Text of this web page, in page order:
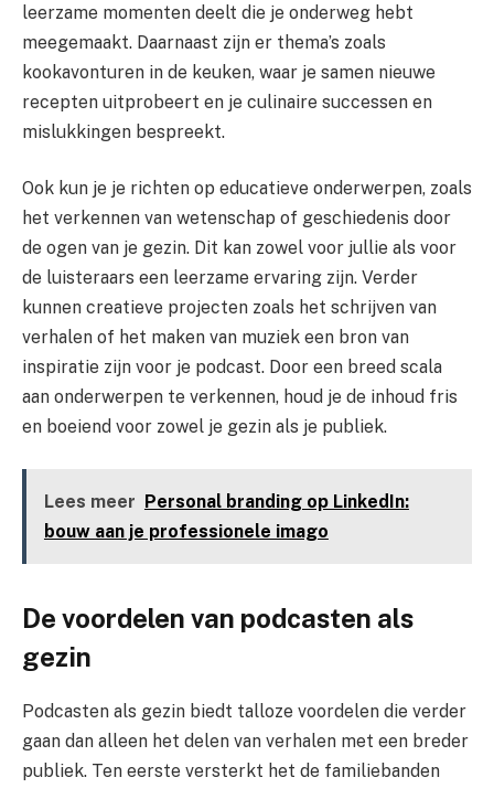
leerzame momenten deelt die je onderweg hebt
meegemaakt. Daarnaast zijn er thema’s zoals
kookavonturen in de keuken, waar je samen nieuwe
recepten uitprobeert en je culinaire successen en
mislukkingen bespreekt.
Ook kun je je richten op educatieve onderwerpen, zoals
het verkennen van wetenschap of geschiedenis door
de ogen van je gezin. Dit kan zowel voor jullie als voor
de luisteraars een leerzame ervaring zijn. Verder
kunnen creatieve projecten zoals het schrijven van
verhalen of het maken van muziek een bron van
inspiratie zijn voor je podcast. Door een breed scala
aan onderwerpen te verkennen, houd je de inhoud fris
en boeiend voor zowel je gezin als je publiek.
Lees meer Personal branding op LinkedIn:
bouw aan je professionele imago
De voordelen van podcasten als
gezin
Podcasten als gezin biedt talloze voordelen die verder
gaan dan alleen het delen van verhalen met een breder
publiek. Ten eerste versterkt het de familiebanden